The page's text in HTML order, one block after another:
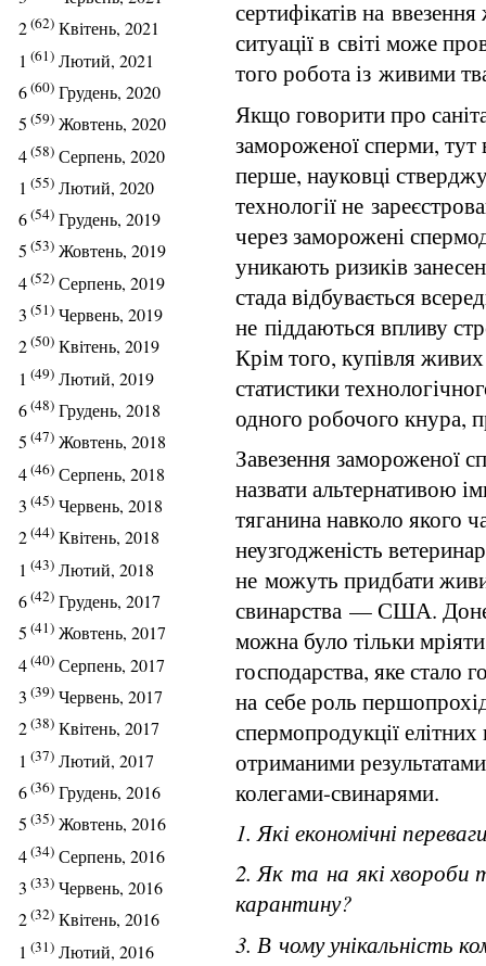
2(62) Квітень, 2021
1 (61) Лютий, 2021
6(60) Грудень, 2020
5 (59) Жовтень, 2020
4(58) Серпень, 2020
1 (55) Лютий, 2020
6(54) Грудень, 2019
5 (53) Жовтень, 2019
4(52) Серпень, 2019
3 (51) Червень, 2019
2(50) Квітень, 2019
1 (49) Лютий, 2019
6(48) Грудень, 2018
5 (47) Жовтень, 2018
4(46) Серпень, 2018
3 (45) Червень, 2018
2(44) Квітень, 2018
1 (43) Лютий, 2018
6(42) Грудень, 2017
5 (41) Жовтень, 2017
4(40) Серпень, 2017
3 (39) Червень, 2017
2(38) Квітень, 2017
1 (37) Лютий, 2017
6(36) Грудень, 2016
5 (35) Жовтень, 2016
4(34) Серпень, 2016
3 (33) Червень, 2016
2(32) Квітень, 2016
1 (31) Лютий, 2016
сертифікатів на
ситуації в світі може
того робота із живими
Якщо говорити про
замороженої сперми, тут
перше, науковці
технології не
через заморожені
уникають ризиків
стада відбувається
не піддаються впливу
Крім того, купівля живих
статистики
одного робочого кнура,
Завезення замороженої
назвати альтернативою
тяганина навколо якого
неузгодженість
не можуть придбати
свинарства — США.
можна було тільки
господарства, яке стало
на себе роль
спермопродукції
отриманими
колегами-свинарями.
1. Які економічні
2. Як та на які хвороби
карантину?
3. В чому унікальність